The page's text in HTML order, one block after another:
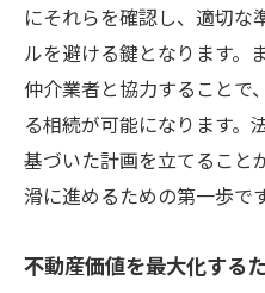
専門家の選び方
法律と税務のプ
相談から実行ま
不動産評価の専
専門家とのコミ
相続の複雑性を解
にそれらを確認し、適切な
ルを避ける鍵となります。
仲介業者と協力することで
る相続が可能になります。
基づいた計画を立てること
滑に進めるための第一歩です
不動産価値を最大化する